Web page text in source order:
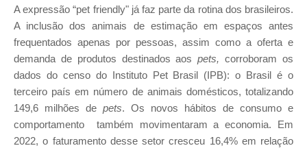
A expressão “pet friendly" já faz parte da rotina dos brasileiros.
A inclusão dos animais de estimação em espaços antes
frequentados apenas por pessoas, assim como a oferta e
demanda de produtos destinados aospets,corroboram os
dados do censo do Instituto Pet Brasil (IPB): o Brasil é o
terceiro país em número de animais domésticos, totalizando
149,6 milhões de pets. Os novos hábitos de consumo e
comportamento também movimentaram a economia. Em
2022, o faturamento desse setor cresceu 16,4% em relação